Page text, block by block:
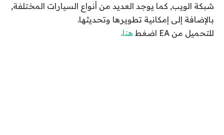
شبكة الويب, كما يوجد العديد من أنواع السيارات المختلفة,
بالإضافة إلى إمكانية تطويرها وتحديثها.
للتحميل من EA اضغط
هنا.